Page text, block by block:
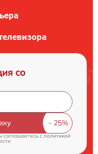
со
соглашаетесь cполитикой